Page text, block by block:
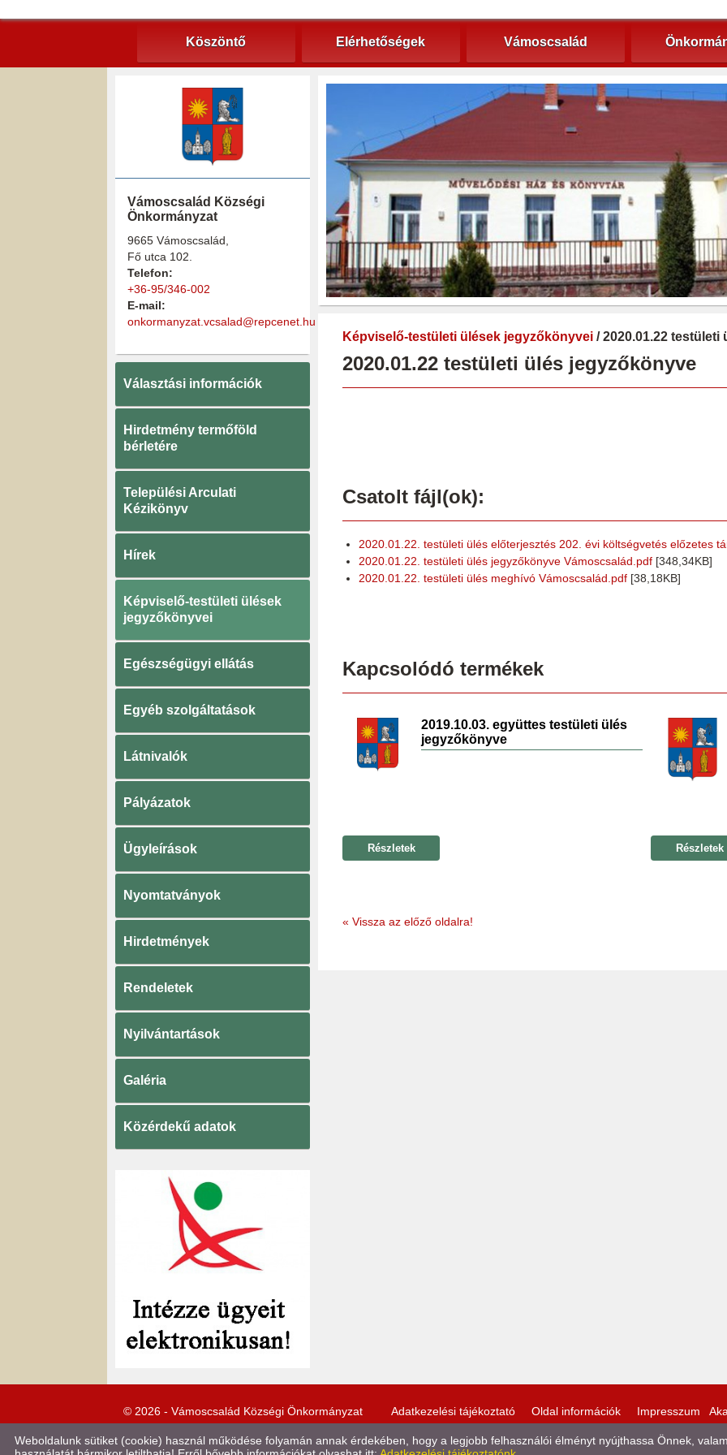
Köszöntő Elérhetőségek Vámoscsalád
Vámoscsalád Községi
Önkormányzat
9665 Vámoscsalád,
Fő utca 102.
Telefon:
+36-95/346-002
E-mail:
onkormanyzat.vcsalad@repcenet.hu
Választási információk
Hirdetmény termőföld
bérletére
Települési Arculati
Kézikönyv
Hírek
Képviselő-testületi ülések
jegyzőkönyvei
Egészségügyi ellátás
Egyéb szolgáltatások
Látnivalók
Pályázatok
Ügyleírások
Nyomtatványok
Hirdetmények
Rendeletek
Nyilvántartások
Galéria
Közérdekű adatok
Képviselő-testületi ülések jegyzőkönyvei / 2020.01.22
2020.01.22 testületi ülés jegyzőkönyve
Csatolt fájl(ok):
2020.01.22. testületi ülés előterjesztés 202. évi költségvetés előzetes
2020.01.22. testületi ülés jegyzőkönyve Vámoscsalád.pdf [348,34KB]
2020.01.22. testületi ülés meghívó Vámoscsalád.pdf [38,18KB]
Kapcsolódó termékek
2019.10.03. együttes testületi ülés
jegyzőkönyve
Részletek Részletek
« Vissza az előző oldalra!
© 2026 - Vámoscsalád Községi Önkormányzat Adatkezelési tájékoztató Oldal információk Impresszum
Weboldalunk sütiket (cookie) használ működése folyamán annak érdekében, hogy a legjobb felhasználói élményt nyújthassa Önnek,